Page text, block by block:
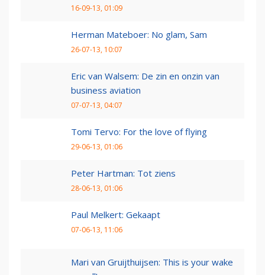
16-09-13, 01:09
Herman Mateboer: No glam, Sam
26-07-13, 10:07
Eric van Walsem: De zin en onzin van
business aviation
07-07-13, 04:07
Tomi Tervo: For the love of flying
29-06-13, 01:06
Peter Hartman: Tot ziens
28-06-13, 01:06
Paul Melkert: Gekaapt
07-06-13, 11:06
Mari van Gruijthuijsen: This is your wake